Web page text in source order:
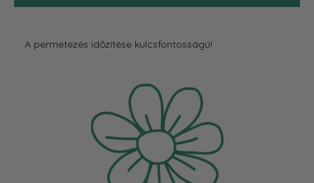
A permetezés időzítése kulcsfontosságú!